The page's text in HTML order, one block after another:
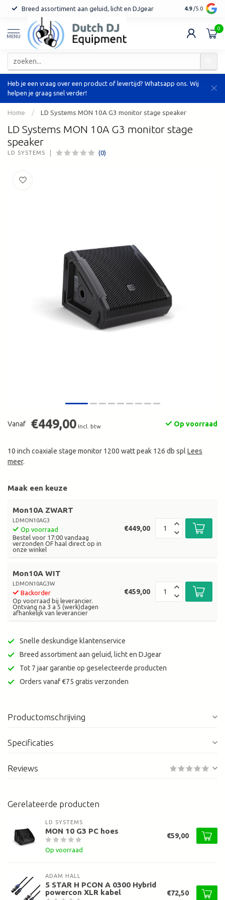
Breed assortiment aan geluid, licht en DJgear Tot 7 jaar
4.9 /5.0
MENU
0
Heb je een vraag over een product of levertijd? Whatsapp ons. Wij
helpen je graag snel verder!
Home / LD Systems MON 10A G3 monitor stage speaker
LD Systems MON 10A G3 monitor stage
speaker
LD SYSTEMS (0)
Vanaf €449,00 Incl. btw Op voorraad
10 inch coaxiale stage monitor 1200 watt peak 126 db spl Lees
meer.
Maak een keuze
Mon10A ZWART
LDMON10AG3
Op voorraad
Bestel voor 17:00 vandaag
verzonden OF haal direct op in
onze winkel
€449,00
Mon10A WIT
LDMON10AG3W
Backorder
Op voorraad bij leverancier.
Ontvang na 3 a 5 (werk)dagen
afhankelijk van leverancier
€459,00
Snelle deskundige klantenservice
Breed assortiment aan geluid, licht en DJgear
Tot 7 jaar garantie op geselecteerde producten
Orders vanaf €75 gratis verzonden
Productomschrijving
Specificaties
Reviews
Gerelateerde producten
LD SYSTEMS
MON 10 G3 PC hoes
Op voorraad
€59,00
ADAM HALL
5 STAR H PCON A 0300 Hybrid
powercon XLR kabel
€72,50